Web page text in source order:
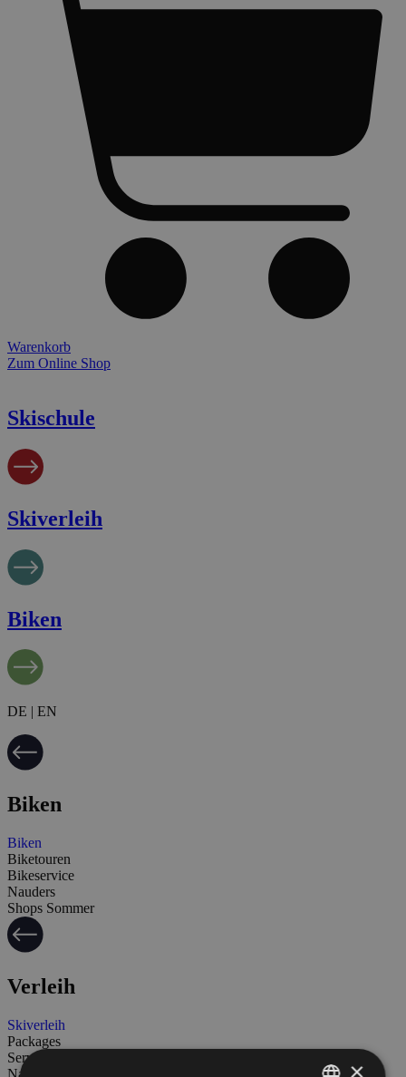
Warenkorb
Zum Online Shop
Skischule
Skiverleih
Biken
DE | EN
Biken
Biken
Biketouren
Bikeservice
Nauders
Shops Sommer
Verleih
Skiverleih
Packages
Service
Nauders
×